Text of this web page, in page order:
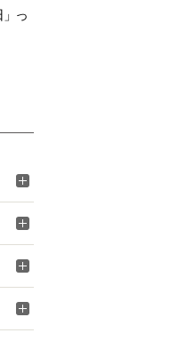
」っ